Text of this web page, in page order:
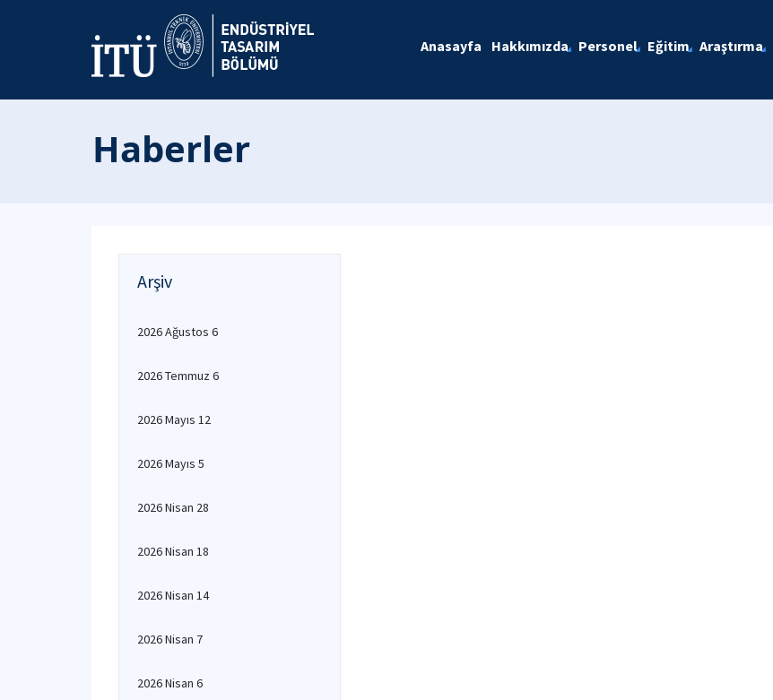
Anasayfa Hakkımızda Personel Eğitim Araştırma
Haberler
Arşiv
2026 Ağustos 6
2026 Temmuz 6
2026 Mayıs 12
2026 Mayıs 5
2026 Nisan 28
2026 Nisan 18
2026 Nisan 14
2026 Nisan 7
2026 Nisan 6